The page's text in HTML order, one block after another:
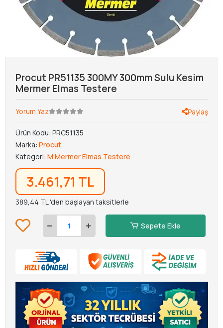
Procut PR51135 300MY 300mm Sulu Kesim
Mermer Elmas Testere
Yorum Yaz Paylaş
Ürün Kodu: PRC51135
Marka: Procut
Kategori: M Mermer Elmas Testere
3.461,71 TL
389,44 TL 'den başlayan taksitlerle
Sepete Ekle